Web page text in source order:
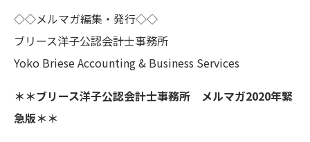
◇◇メルマガ編集・発行◇◇
ブリース洋子公認会計士事務所
Yoko Briese Accounting & Business Services
＊＊ブリース洋子公認会計士事務所 メルマガ2020年緊
急版＊＊